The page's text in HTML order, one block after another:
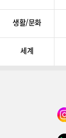
생활/문화
세계